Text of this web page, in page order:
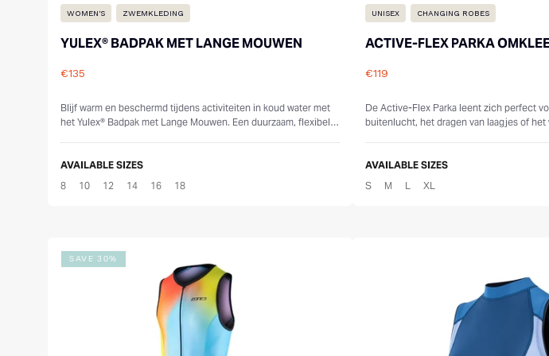
WOMEN'S ZWEMKLEDING
YULEX® BADPAK MET LANGE MOUWEN
€135
Blijf warm en beschermd tijdens activiteiten in koud water met
het Yulex® Badpak met Lange Mouwen. Een duurzaam, flexibel
AVAILABLE SIZES
8
10 12 14 16 18
UNISEX CHANGING ROBES
ACTIVE-FLEX PARKA
€119
De Active-Flex Parka leent zich perfect
buitenlucht, het dragen van laagjes of het
AVAILABLE SIZES
S
M L XL
SAVE 30%